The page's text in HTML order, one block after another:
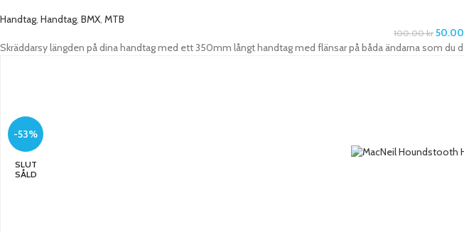
Handtag, Handtag, BMX, MTB
100.00kr 50.00
Skräddarsy längden på dina handtag med ett 350mm långt handtag med flänsar på båda ändarna som du
-53%
SLUT
SÅLD